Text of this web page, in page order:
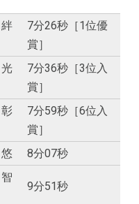
7分26秒［1位優
賞］
7分36秒［3位入
賞］
7分59秒［6位入
賞］
8分07秒
9分51秒